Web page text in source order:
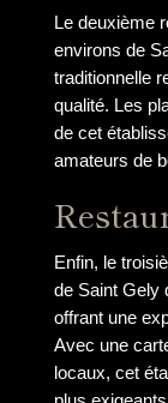
Le deuxième
environs de
traditionnelle
qualité. Les
de cet
amateurs de
Enfin, le
de Saint Gely
offrant une
Avec une
locaux, cet